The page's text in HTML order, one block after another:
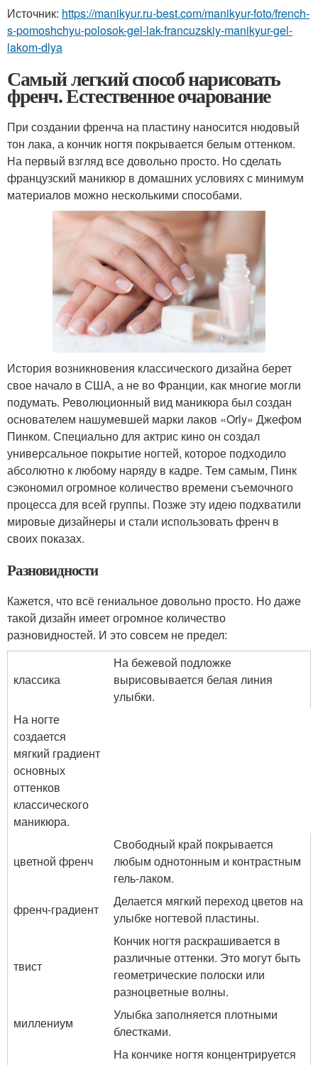
Источник: https://manikyur.ru-best.com/manikyur-foto/french-
s-pomoshchyu-polosok-gel-lak-francuzskiy-manikyur-gel-
lakom-dlya
Самый легкий способ нарисовать
френч. Естественное очарование
При создании френча на пластину наносится нюдовый
тон лака, а кончик ногтя покрывается белым оттенком.
На первый взгляд все довольно просто. Но сделать
французский маникюр в домашних условиях с минимум
материалов можно несколькими способами.
История возникновения классического дизайна берет
свое начало в США, а не во Франции, как многие могли
подумать. Революционный вид маникюра был создан
основателем нашумевшей марки лаков «Orly» Джефом
Пинком. Специально для актрис кино он создал
универсальное покрытие ногтей, которое подходило
абсолютно к любому наряду в кадре. Тем самым, Пинк
сэкономил огромное количество времени съемочного
процесса для всей группы. Позже эту идею подхватили
мировые дизайнеры и стали использовать френч в
своих показах.
Разновидности
Кажется, что всё гениальное довольно просто. Но даже
такой дизайн имеет огромное количество
разновидностей. И это совсем не предел:
классика
На бежевой подложке
вырисовывается белая линия
улыбки.
На ногте
создается
мягкий градиент
основных
оттенков
классического
маникюра.
цветной френч
Свободный край покрывается
любым однотонным и контрастным
гель-лаком.
френч-градиент
Делается мягкий переход цветов на
улыбке ногтевой пластины.
твист
Кончик ногтя раскрашивается в
различные оттенки. Это могут быть
геометрические полоски или
разноцветные волны.
миллениум
Улыбка заполняется плотными
блестками.
На кончике ногтя концентрируется